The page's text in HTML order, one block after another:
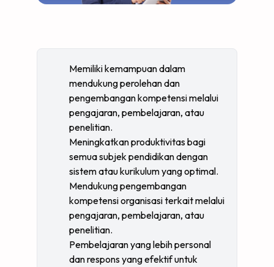
Memiliki kemampuan dalam
mendukung perolehan dan
pengembangan kompetensi melalui
pengajaran, pembelajaran, atau
penelitian.
Meningkatkan produktivitas bagi
semua subjek pendidikan dengan
sistem atau kurikulum yang optimal.
Mendukung pengembangan
kompetensi organisasi terkait melalui
pengajaran, pembelajaran, atau
penelitian.
Pembelajaran yang lebih personal
dan respons yang efektif untuk